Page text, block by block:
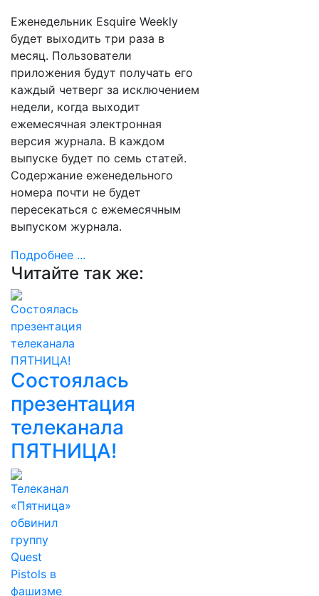
Еженедельник Esquire Weekly
будет выходить три раза в
месяц. Пользователи
приложения будут получать его
каждый четверг за исключением
недели, когда выходит
ежемесячная электронная
версия журнала. В каждом
выпуске будет по семь статей.
Содержание еженедельного
номера почти не будет
пересекаться с ежемесячным
выпуском журнала.
Подробнее ...
Читайте так же:
Состоялась
презентация
телеканала
ПЯТНИЦА!